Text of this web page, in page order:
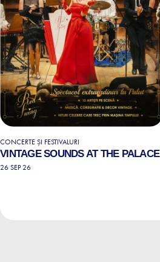
CONCERTE ȘI FESTIVALURI
VINTAGE SOUNDS AT THE PALACE
26 SEP 26